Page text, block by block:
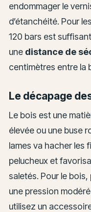
endommager le
d’étanchéité. Pour
120 bars est
une distance de
centimètres entre la
Le décapage
Le bois est une
élevée ou une buse
lames va hacher les
pelucheux et
saletés. Pour le
une pression
utilisez un